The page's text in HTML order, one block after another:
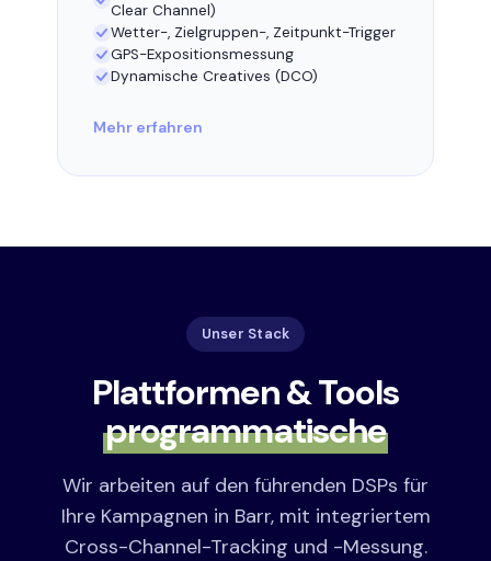
Clear Channel)
Wetter-, Zielgruppen-, Zeitpunkt-Trigger
GPS-Expositionsmessung
Dynamische Creatives (DCO)
Mehr erfahren
Unser Stack
Plattformen & Tools
programmatische
Wir arbeiten auf den führenden DSPs für
Ihre Kampagnen in Barr, mit integriertem
Cross-Channel-Tracking und -Messung.